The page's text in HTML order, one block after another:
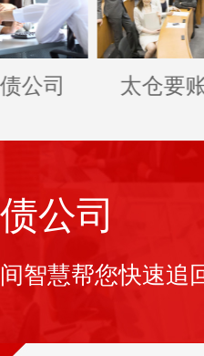
公司 太仓要
公司
智慧帮您快速追